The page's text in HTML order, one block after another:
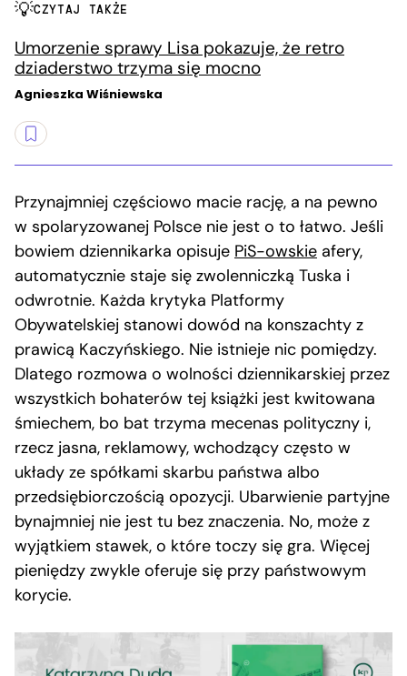
CZYTAJ TAKŻE
Umorzenie sprawy Lisa pokazuje, że retro
dziaderstwo trzyma się mocno
Agnieszka Wiśniewska
Przynajmniej częściowo macie rację, a na pewno
w spolaryzowanej Polsce nie jest o to łatwo. Jeśli
bowiem dziennikarka opisuje PiS-owskie afery,
automatycznie staje się zwolenniczką Tuska i
odwrotnie. Każda krytyka Platformy
Obywatelskiej stanowi dowód na konszachty z
prawicą Kaczyńskiego. Nie istnieje nic pomiędzy.
Dlatego rozmowa o wolności dziennikarskiej przez
wszystkich bohaterów tej książki jest kwitowana
śmiechem, bo bat trzyma mecenas polityczny i,
rzecz jasna, reklamowy, wchodzący często w
układy ze spółkami skarbu państwa albo
przedsiębiorczością opozycji. Ubarwienie partyjne
bynajmniej nie jest tu bez znaczenia. No, może z
wyjątkiem stawek, o które toczy się gra. Więcej
pieniędzy zwykle oferuje się przy państwowym
korycie.